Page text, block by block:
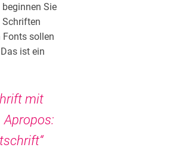
Sie
Schriften
sollen
ist ein
mit
Apropos: